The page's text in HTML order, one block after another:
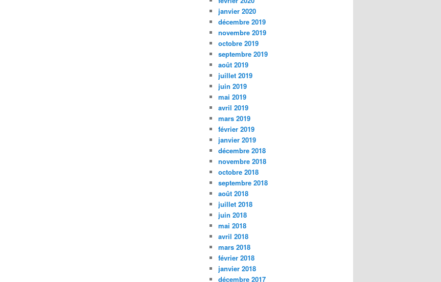
janvier 2020
décembre 2019
novembre 2019
octobre 2019
septembre 2019
août 2019
juillet 2019
juin 2019
mai 2019
avril 2019
mars 2019
février 2019
janvier 2019
décembre 2018
novembre 2018
octobre 2018
septembre 2018
août 2018
juillet 2018
juin 2018
mai 2018
avril 2018
mars 2018
février 2018
janvier 2018
décembre 2017